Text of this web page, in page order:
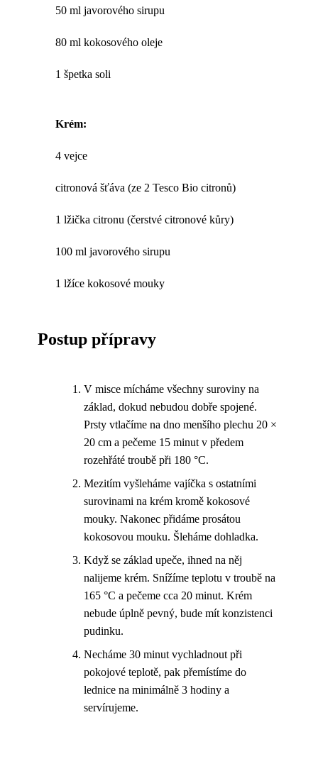
50 ml javorového sirupu
80 ml kokosového oleje
1 špetka soli
Krém:
4 vejce
citronová šťáva (ze 2 Tesco Bio citronů)
1 lžička citronu (čerstvé citronové kůry)
100 ml javorového sirupu
1 lžíce kokosové mouky
Postup přípravy
V misce mícháme všechny suroviny na
základ, dokud nebudou dobře spojené.
Prsty vtlačíme na dno menšího plechu 20 ×
20 cm a pečeme 15 minut v předem
rozehřáté troubě při 180 °C.
Mezitím vyšleháme vajíčka s ostatními
surovinami na krém kromě kokosové
mouky. Nakonec přidáme prosátou
kokosovou mouku. Šleháme dohladka.
Když se základ upeče, ihned na něj
nalijeme krém. Snížíme teplotu v troubě na
165 °C a pečeme cca 20 minut. Krém
nebude úplně pevný, bude mít konzistenci
pudinku.
Necháme 30 minut vychladnout při
pokojové teplotě, pak přemístíme do
lednice na minimálně 3 hodiny a
servírujeme.